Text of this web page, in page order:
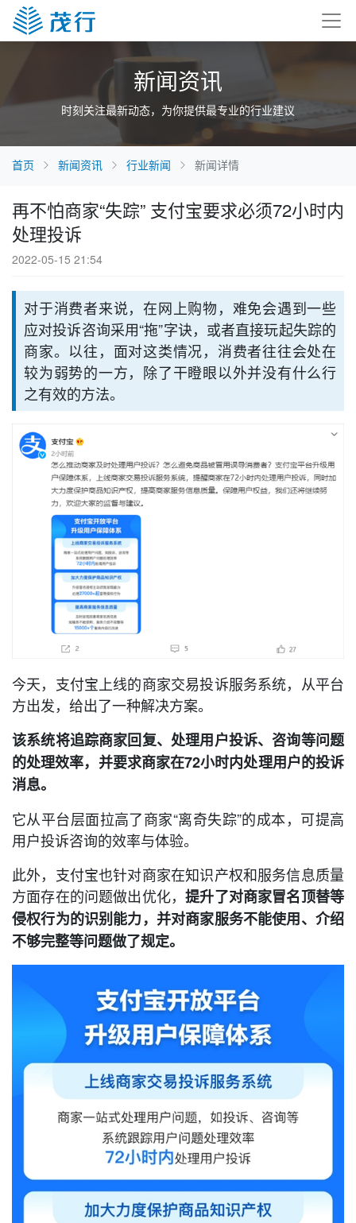
新闻资讯
时刻关注最新动态，为你提供最专业的行业建议
首页 新闻资讯 行业新闻 新闻详情
再不怕商家“失踪” 支付宝要求必须72小时内
处理投诉
2022-05-15 21:54
对于消费者来说，在网上购物，难免会遇到一些
应对投诉咨询采用“拖”字诀，或者直接玩起失踪的
商家。以往，面对这类情况，消费者往往会处在
较为弱势的一方，除了干瞪眼以外并没有什么行
之有效的方法。
今天，支付宝上线的商家交易投诉服务系统，从平台
方出发，给出了一种解决方案。
该系统将追踪商家回复、处理用户投诉、咨询等问题
的处理效率，并要求商家在72小时内处理用户的投诉
消息。
它从平台层面拉高了商家“离奇失踪”的成本，可提高
用户投诉咨询的效率与体验。
此外，支付宝也针对商家在知识产权和服务信息质量
方面存在的问题做出优化，提升了对商家冒名顶替等
侵权行为的识别能力，并对商家服务不能使用、介绍
不够完整等问题做了规定。